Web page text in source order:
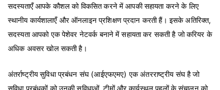
सदस्यताएँ आपके कौशल को विकसित करने में आपकी सहायता करने के लिए
स्थानीय कार्यशालाएँ और ऑनलाइन प्रशिक्षण प्रदान करती हैं। इसके अतिरिक्त,
सदस्यता आपको एक पेशेवर नेटवर्क बनाने में सहायता कर सकती है जो करियर के
अधिक अवसर खोल सकती है।
अंतर्राष्ट्रीय सुविधा प्रबंधन संघ (आईएफएमए) एक अंतरराष्ट्रीय संघ है जो
सुविधा प्रबंधकों को उनकी सुविधाओं, टीमों और कार्यस्थल पहलों के संचालन को